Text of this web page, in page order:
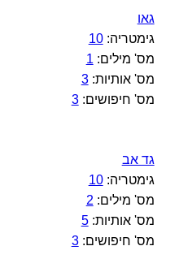
גאו
גימטריה:10
מס' מילים: 1
מס' אותיות:3
מס' חיפושים:3
גד אב
גימטריה:10
מס' מילים: 2
מס' אותיות:5
מס' חיפושים:3